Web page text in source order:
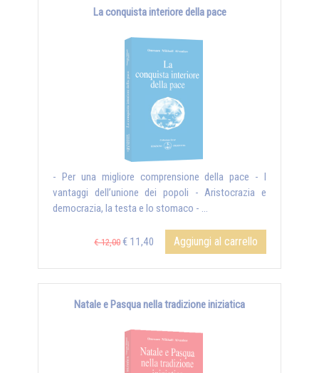
La conquista interiore della pace
- Per una migliore comprensione della pace - I
vantaggi dell’unione dei popoli - Aristocrazia e
democrazia, la testa e lo stomaco - ...
€ 12,00 € 11,40 Aggiungi al carrello
Natale e Pasqua nella tradizione iniziatica